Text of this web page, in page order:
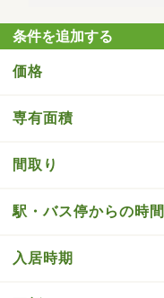
条件を追加する
価格
専有面積
間取り
駅・バス停からの時間
入居時期